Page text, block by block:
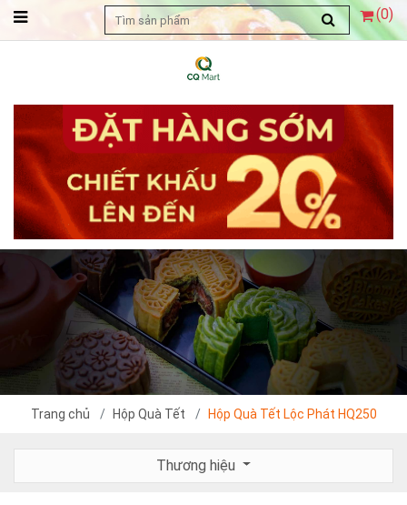
(0)
Trang chủ Hộp Quà Tết Hộp Quà Tết Lộc Phát HQ250
Thương hiệu